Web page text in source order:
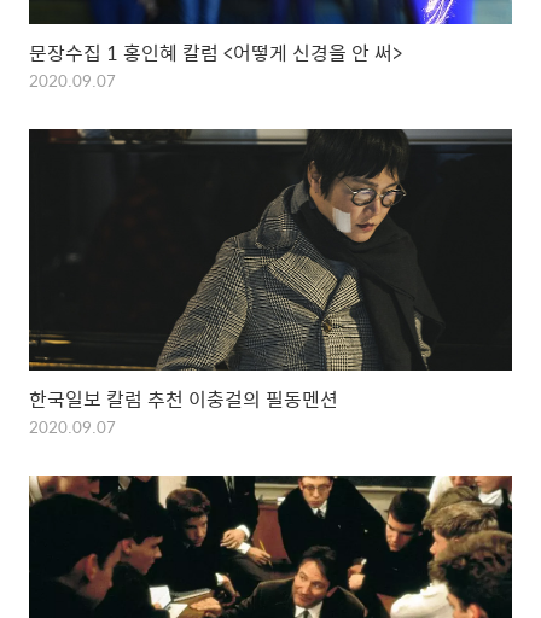
문장수집 1 홍인혜 칼럼 <어떻게 신경을 안 써>
2020.09.07
한국일보 칼럼 추천 이충걸의 필동멘션
2020.09.07